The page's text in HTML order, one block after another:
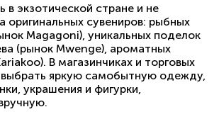
в экзотической стране и не
оригинальных сувениров: рыбных
Magagoni), уникальных поделок
(рынок Mwenge), ароматных
В магазинчиках и торговых
яркую самобытную одежду,
украшения и фигурки,